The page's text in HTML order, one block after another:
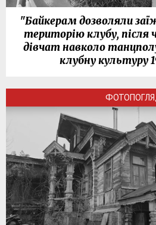
"Байкерам дозволяли
територію клубу, після
дівчат навколо
клубну культуру